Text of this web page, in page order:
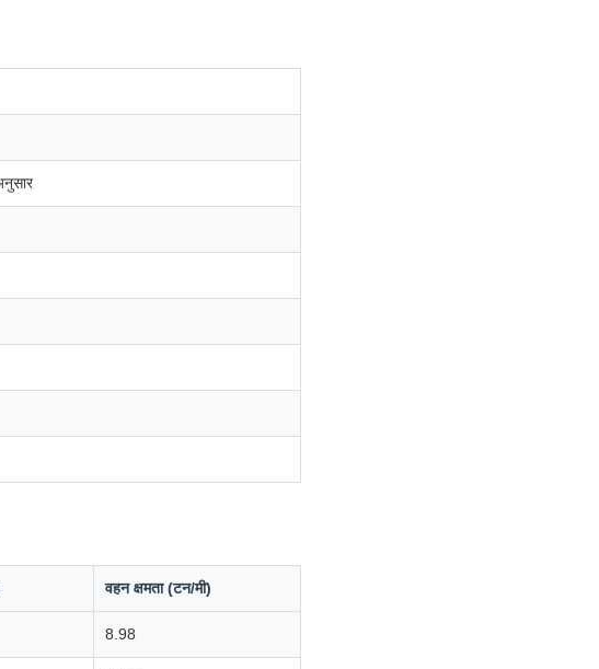
वहन क्षमता (टन/मी)
8.98